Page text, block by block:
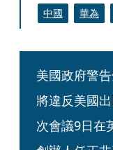
中國 華為
美國政府警
將違反美國
次會議9日在